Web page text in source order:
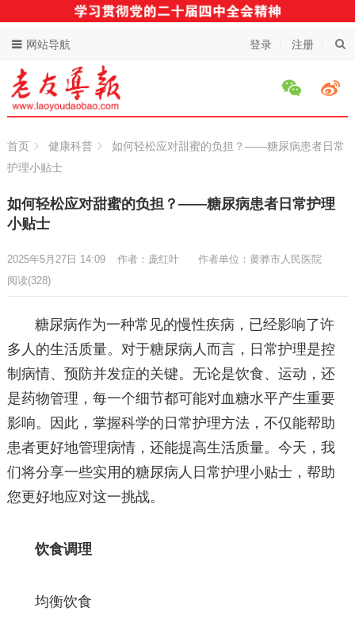
登录 注册
网站导航
首页 健康科普
如何轻松应对甜蜜的负担？——糖尿病患者日常
护理小贴士
如何轻松应对甜蜜的负担？——糖尿病患者日常护理
小贴士
作者：庞红叶 作者单位：黄骅市人民医院
2025年5月27日 14:09
阅读(328)
糖尿病作为一种常见的慢性疾病，已经影响了许
多人的生活质量。对于糖尿病人而言，日常护理是控
制病情、预防并发症的关键。无论是饮食、运动，还
是药物管理，每一个细节都可能对血糖水平产生重要
影响。因此，掌握科学的日常护理方法，不仅能帮助
患者更好地管理病情，还能提高生活质量。今天，我
们将分享一些实用的糖尿病人日常护理小贴士，帮助
您更好地应对这一挑战。
饮食调理
均衡饮食